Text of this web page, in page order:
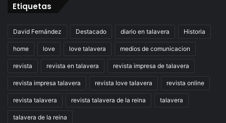
Etiquetas
David Fernández Destacado diario en talavera Historia
home love love talavera medios de comunicacion
revista revista en talavera revista impresa de talavera
revista impresa talavera revista love talavera revista online
revista talavera revista talavera de la reina talavera
talavera de la reina